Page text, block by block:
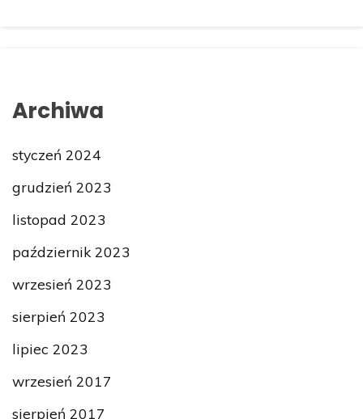
Archiwa
styczeń 2024
grudzień 2023
listopad 2023
październik 2023
wrzesień 2023
sierpień 2023
lipiec 2023
wrzesień 2017
sierpień 2017